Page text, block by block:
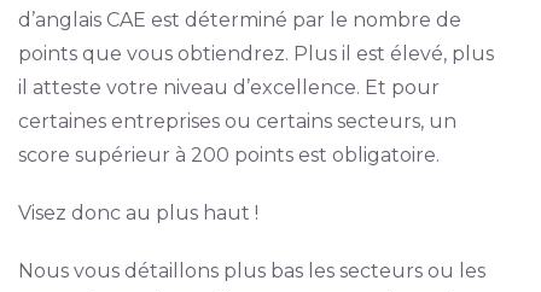
d’anglais CAE est déterminé par le nombre de
points que vous obtiendrez. Plus il est élevé, plus
il atteste votre niveau d’excellence. Et pour
certaines entreprises ou certains secteurs, un
score supérieur à 200 points est obligatoire.
Visez donc au plus haut !
Nous vous détaillons plus bas les secteurs ou les